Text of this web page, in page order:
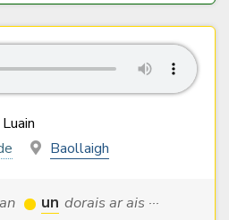
Baollaigh
un dorais ar ais ···